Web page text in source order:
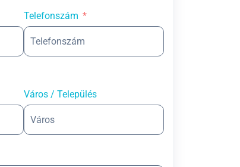
Telefonszám
Város / Település